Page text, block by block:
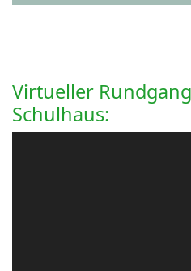
Virtueller
Schulhaus: